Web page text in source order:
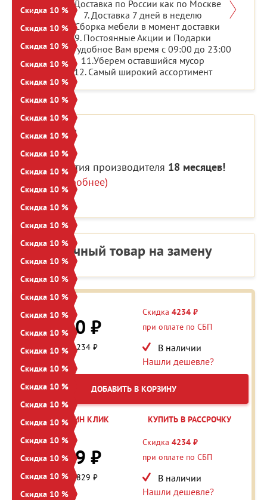
Скидка 10 %
Скидка 10 %
Скидка 10 %
Скидка 10 %
Скидка 10 %
Скидка 10 %
Скидка 10 %
Скидка 10 %
Скидка 10 %
Скидка 10 %
Скидка 10 %
Скидка 10 %
Скидка 10 %
Скидка 10 %
Скидка 10 %
Скидка 10 %
Скидка 10 %
Скидка 10 %
Скидка 10 %
Скидка 10 %
Скидка 10 %
Скидка 10 %
Скидка 10 %
Скидка 10 %
Скидка 10 %
Скидка 10 %
Скидка 10 %
Скидка 10 %
6. Доставка по России как по Москве
7. Доставка 7 дней в неделю
8. Сборка мебели в момент доставки
9. Постоянные Акции и Подарки
10. В удобное Вам время с 09:00 до 23:00
11.Уберем оставшийся мусор
12. Самый широкий ассортимент
Гарантия
Гарантия производителя 18 месяцев!
(Подробнее)
Аналогичный товар на замену
38 110 ₽
Экономия: 4 234 ₽
Скидка 4234 ₽
при оплате по СБП
В наличии
Нашли дешевле?
ДОБАВИТЬ В КОРЗИНУ
КУПИТЬ В ОДИН КЛИК
КУПИТЬ В РАССРОЧКУ
48 288 ₽
43 459 ₽
Экономия: 4 829 ₽
Скидка 4234 ₽
при оплате по СБП
В наличии
Нашли дешевле?